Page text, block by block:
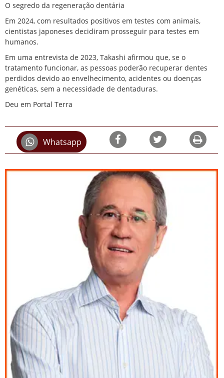
O segredo da regeneração dentária
Em 2024, com resultados positivos em testes com animais,
cientistas japoneses decidiram prosseguir para testes em
humanos.
Em uma entrevista de 2023, Takashi afirmou que, se o
tratamento funcionar, as pessoas poderão recuperar dentes
perdidos devido ao envelhecimento, acidentes ou doenças
genéticas, sem a necessidade de dentaduras.
Deu em Portal Terra
Whatsapp